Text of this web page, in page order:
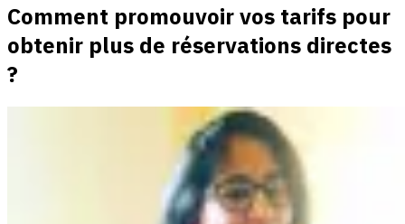
Comment promouvoir vos tarifs pour
obtenir plus de réservations directes
?